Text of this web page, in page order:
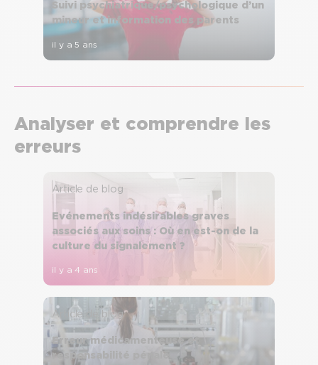
Suivi psychiatrique/psychologique d’un
mineur et information des parents
il y a 5 ans
Analyser et comprendre les
erreurs
Article de blog
Evénements indésirables graves
associés aux soins : Où en est-on de la
culture du signalement ?
il y a 4 ans
Article de blog
Erreur médicamenteuse et
responsabilité pénale